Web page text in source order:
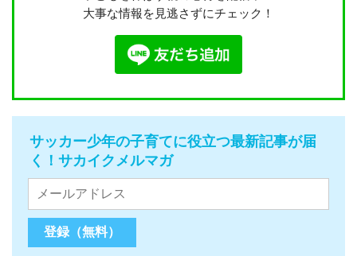
大事な情報を見逃さずにチェック！
サッカー少年の子育てに役立つ最新記事が届
く！サカイクメルマガ